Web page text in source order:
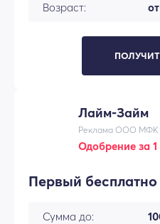
Возраст:
Лайм-Займ
Реклама ООО МФК
Одобрение за 1
Первый бесплатно
Сумма до: